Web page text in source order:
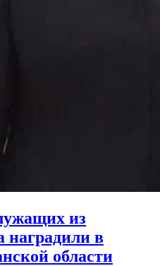
из
наградили в
области